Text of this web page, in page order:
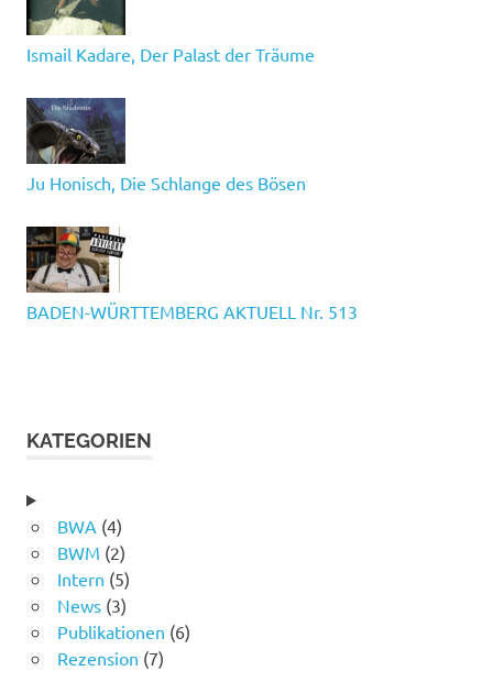
Ismail Kadare, Der Palast der Träume
Ju Honisch, Die Schlange des Bösen
BADEN-WÜRTTEMBERG AKTUELL Nr. 513
KATEGORIEN
BWA (4)
BWM (2)
Intern (5)
News(3)
Publikationen (6)
Rezension (7)